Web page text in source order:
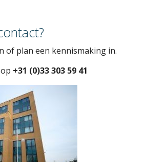
of plan een kennismaking in.
+31 (0)33 303 59 41